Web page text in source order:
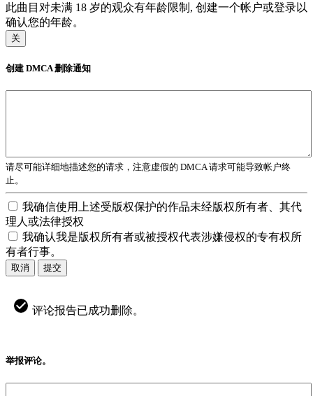
此曲目对未满 18 岁的观众有年龄限制, 创建一个帐户或登录以
确认您的年龄。
关
创建 DMCA 删除通知
请尽可能详细地描述您的请求，注意虚假的 DMCA 请求可能导致帐户终
止。
我确信使用上述受版权保护的作品未经版权所有者、其代
理人或法律授权
我确认我是版权所有者或被授权代表涉嫌侵权的专有权所
有者行事。
取消 提交
评论报告已成功删除。
举报评论。